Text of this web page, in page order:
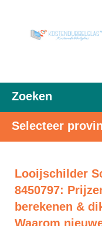
Zoeken
Selecteer
Looijschilder
8450797:
berekenen &
Waarom